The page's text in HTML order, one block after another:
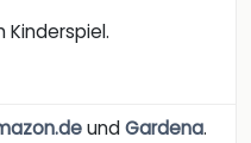
undGardena.